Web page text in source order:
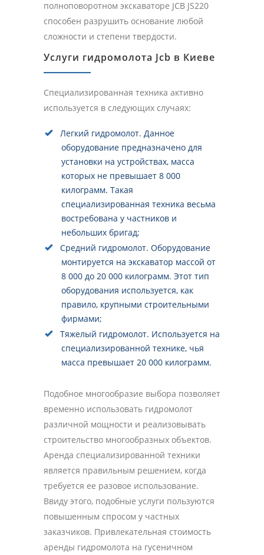
полноповоротном экскаваторе JCB JS220
способен разрушить основание любой
сложности и степени твердости.
Услуги гидромолота Jcb в Киеве
Специализированная техника активно
используется в следующих случаях:
Легкий гидромолот. Данное
оборудование предназначено для
установки на устройствах, масса
которых не превышает 8 000
килограмм. Такая
специализированная техника весьма
востребована у частников и
небольших бригад;
Средний гидромолот. Оборудование
монтируется на экскаватор массой от
8 000 до 20 000 килограмм. Этот тип
оборудования используется, как
правило, крупными строительными
фирмами;
Тяжелый гидромолот. Используется на
специализированной технике, чья
масса превышает 20 000 килограмм.
Подобное многообразие выбора позволяет
временно использовать гидромолот
различной мощности и реализовывать
строительство многообразных объектов.
Аренда специализированной техники
является правильным решением, когда
требуется ее разовое использование.
Ввиду этого, подобные услуги пользуются
повышенным спросом у частных
заказчиков. Привлекательная стоимость
аренды гидромолота на гусеничном